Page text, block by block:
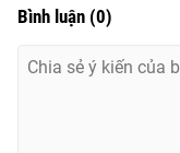
Bình luận (0)